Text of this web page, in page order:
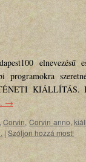
elnevezésű
programokra
KIÁLLÍTÁS.
→
,Corvin,Corvin anno,
| Szóljon hozzá most!